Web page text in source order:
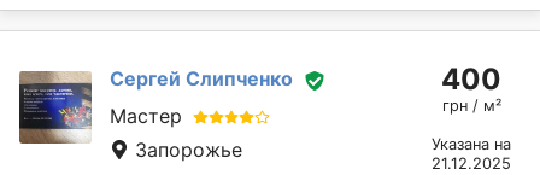
Сергей Слипченко
Мастер
Запорожье
400
грн / м²
Указана на
21.12.2025